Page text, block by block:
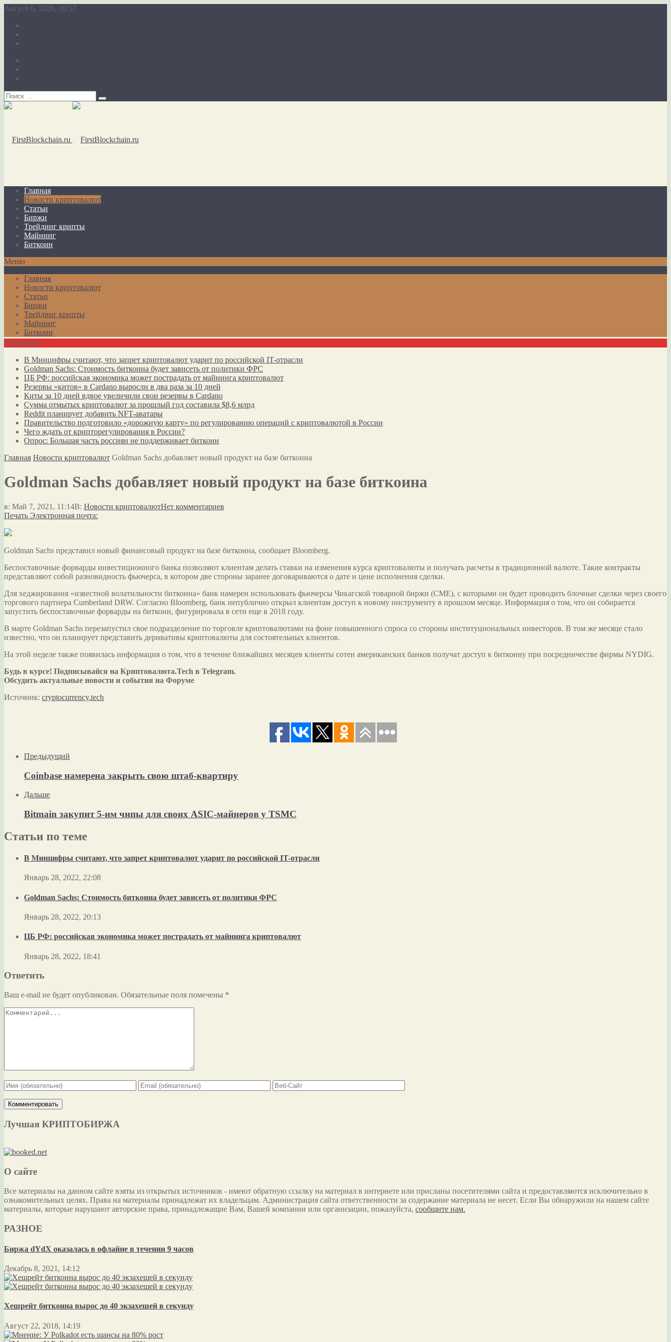
Август 6, 2026, 10:57
Главная
Новости криптовалют
Статьи
Биржи
Трейдинг крипты
Майнинг
Биткоин
Меню
Главная
Новости криптовалют
Статьи
Биржи
Трейдинг крипты
Майнинг
Биткоин
Актуально
В Минцифры считают, что запрет криптовалют ударит по российской IT-отрасли
Goldman Sachs: Стоимость биткоина будет зависеть от политики ФРС
ЦБ РФ: российская экономика может пострадать от майнинга криптовалют
Резервы «китов» в Cardano выросли в два раза за 10 дней
Киты за 10 дней вдвое увеличили свои резервы в Cardano
Сумма отмытых криптовалют за прошлый год составила $8,6 млрд
Reddit планирует добавить NFT-аватары
Правительство подготовило «дорожную карту» по регулированию операций с криптовалютой в России
Чего ждать от крипторегулирования в России?
Опрос: Большая часть россиян не поддерживает биткоин
Главная Новости криптовалют Goldman Sachs добавляет новый продукт на базе биткоина
Goldman Sachs добавляет новый продукт на базе биткоина
в: Май 7, 2021, 11:14В: Новости криптовалютНет комментариев
Печать Электронная почта:
Goldman Sachs представил новый финансовый продукт на базе биткоина, сообщает Bloomberg.
Беспоставочные форварды инвестиционного банка позволяют клиентам делать ставки на изменения курса криптовалюты и получать расчеты в традиционной валюте. Такие контракты
представляют собой разновидность фьючерса, в котором две стороны заранее договариваются о дате и цене исполнения сделки.
Для хеджирования «известной волатильности биткоина» банк намерен использовать фьючерсы Чикагской товарной биржи (CME), с которыми он будет проводить блочные сделки через своего
торгового партнера Cumberland DRW. Согласно Bloomberg, банк непублично открыл клиентам доступ к новому инструменту в прошлом месяце. Информация о том, что он собирается
запустить беспоставочные форварды на биткоин, фигурировала в сети еще в 2018 году.
В марте Goldman Sachs перезапустил свое подразделение по торговле криптовалютами на фоне повышенного спроса со стороны институциональных инвесторов. В том же месяце стало
известно, что он планирует представить деривативы криптовалюты для состоятельных клиентов.
На этой неделе также появилась информация о том, что в течение ближайших месяцев клиенты сотен американских банков получат доступ к биткоину при посредничестве фирмы NYDIG.
Будь в курсе! Подписывайся на Криптовалюта.Tech в Telegram.
Обсудить актуальные новости и события на Форуме
Источник: cryptocurrency.tech
Предыдущий
Coinbase намерена закрыть свою штаб-квартиру
Дальше
Bitmain закупит 5-нм чипы для своих ASIC-майнеров у TSMC
Статьи по теме
В Минцифры считают, что запрет криптовалют ударит по российской IT-отрасли
Январь 28, 2022, 22:08
Goldman Sachs: Стоимость биткоина будет зависеть от политики ФРС
Январь 28, 2022, 20:13
ЦБ РФ: российская экономика может пострадать от майнинга криптовалют
Январь 28, 2022, 18:41
Ответить
Ваш e-mail не будет опубликован. Обязательные поля помечены *
Лучшая КРИПТОБИРЖА
О сайте
Все материалы на данном сайте взяты из открытых источников - имеют обратную ссылку на материал в интернете или присланы посетителями сайта и предоставляются исключительно в
ознакомительных целях. Права на материалы принадлежат их владельцам. Администрация сайта ответственности за содержание материала не несет. Если Вы обнаружили на нашем сайте
материалы, которые нарушают авторские права, принадлежащие Вам, Вашей компании или организации, пожалуйста, сообщите нам.
РАЗНОЕ
Биржа dYdX оказалась в офлайне в течении 9 часов
Декабрь 8, 2021, 14:12
Хешрейт биткоина вырос до 40 экзахешей в секунду
Август 22, 2018, 14:19